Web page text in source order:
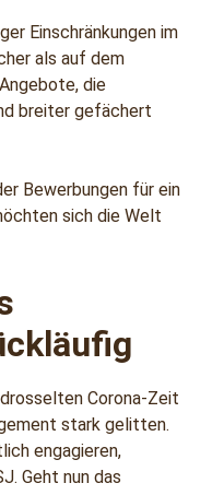
Einschränkungen im
als auf dem
die
breiter gefächert
Bewerbungen für ein
sich die Welt
Corona-Zeit
stark gelitten.
engagieren,
Geht nun das